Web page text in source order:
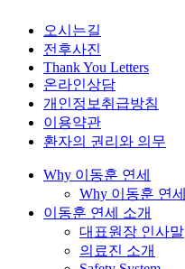
오시는길
전후사진
Thank You Letters
온라인상담
개인정보취급방침
이용약관
환자의 권리와 의무
Why 이동훈 연세
Why 이동훈 연세
이동훈 연세 소개
대표원장 인사말
의료진 소개